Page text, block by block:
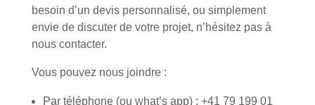
besoin d’un devis personnalisé, ou simplement
envie de discuter de votre projet, n’hésitez pas à
nous contacter.
Vous pouvez nous joindre :
Par téléphone (ou what’s app) : +41 79 199 01